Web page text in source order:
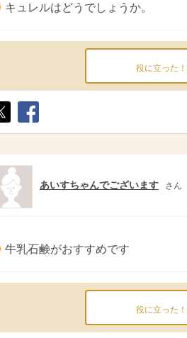
キュレルはどうでしょうか。
役に立った！
ア
あいすちゃんでございます さん
牛乳石鹸がおすすめです
役に立った！